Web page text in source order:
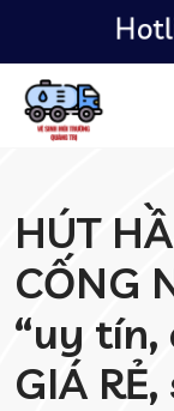
HÚT
CỐNG
“uy tín,
GIÁ